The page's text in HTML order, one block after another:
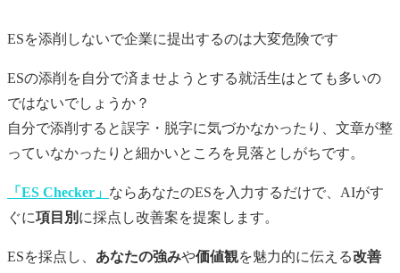
ESを添削しないで企業に提出するのは大変危険です
ESの添削を自分で済ませようとする就活生はとても多いの
ではないでしょうか？
自分で添削すると誤字・脱字に気づかなかったり、文章が整
っていなかったりと細かいところを見落としがちです。
「ES Checker」 ならあなたのESを入力するだけで、AIがす
ぐに項目別 に採点し改善案を提案します。
ESを採点し、 あなたの強みや価値観を魅力的に伝える改善